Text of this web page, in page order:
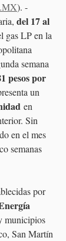
). -
del 17 al
gas LP en la
semana
pesos por
un
en
Sin
en el mes
semanas
por
municipios
San Martín